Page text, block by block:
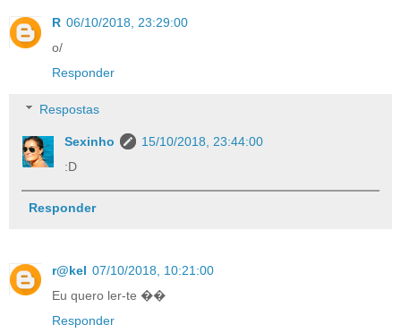
R 06/10/2018, 23:29:00
o/
Responder
Respostas
Sexinho
15/10/2018, 23:44:00
:D
Responder
r@kel 07/10/2018, 10:21:00
Eu quero ler-te ��
Responder